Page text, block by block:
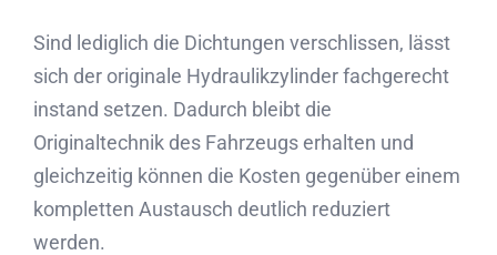
Sind lediglich die Dichtungen verschlissen, lässt
sich der originale Hydraulikzylinder fachgerecht
instand setzen. Dadurch bleibt die
Originaltechnik des Fahrzeugs erhalten und
gleichzeitig können die Kosten gegenüber einem
kompletten Austausch deutlich reduziert
werden.